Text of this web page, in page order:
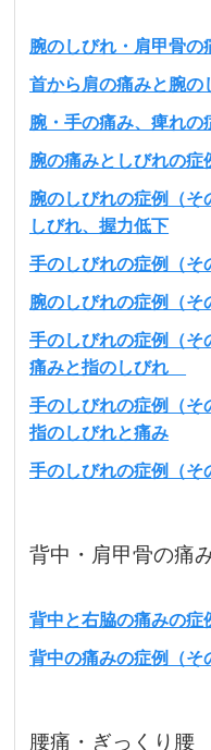
腕のしびれ・肩甲骨の
首から肩の痛みと腕の
腕・手の痛み、痺れの
腕の痛みとしびれの症
腕のしびれの症例（
しびれ、握力低下
手のしびれの症例（
腕のしびれの症例（そ
手のしびれの症例（そ
痛みと指のしびれ
手のしびれの症例（そ
指のしびれと痛み
手のしびれの症例（そ
背中・肩甲骨の痛
背中と右脇の痛みの症
背中の痛みの症例（
腰痛・ぎっくり腰